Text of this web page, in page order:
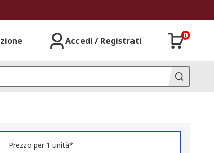
Accedi / Registrati
0
Prezzo per 1 unità*